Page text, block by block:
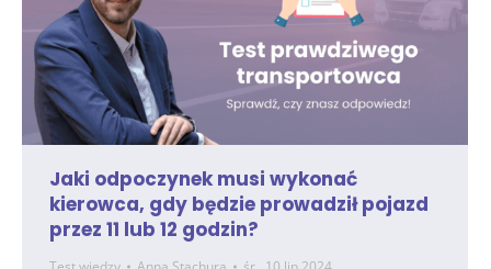
Jaki odpoczynek musi wykonać
kierowca, gdy będzie prowadził pojazd
przez 11 lub 12 godzin?